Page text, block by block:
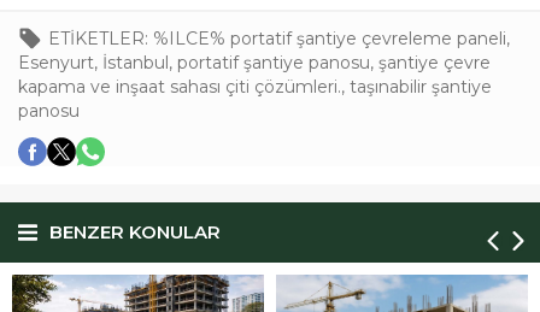
ETİKETLER: %ILCE% portatif şantiye çevreleme paneli,
Esenyurt, İstanbul, portatif şantiye panosu, şantiye çevre
kapama ve inşaat sahası çiti çözümleri., taşınabilir şantiye
panosu
BENZER KONULAR